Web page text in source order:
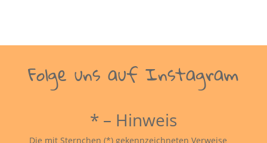
Folge uns auf Instagram
* – Hinweis
Die mit Sternchen (*) gekennzeichneten Verweise